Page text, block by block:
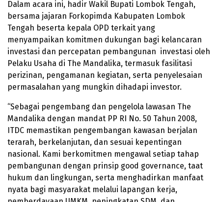
Dalam acara ini, hadir Wakil Bupati Lombok Tengah,
bersama jajaran Forkopimda Kabupaten Lombok
Tengah beserta kepala OPD terkait yang
menyampaikan komitmen dukungan bagi kelancaran
investasi dan percepatan pembangunan investasi oleh
Pelaku Usaha di The Mandalika, termasuk fasilitasi
perizinan, pengamanan kegiatan, serta penyelesaian
permasalahan yang mungkin dihadapi investor.
“Sebagai pengembang dan pengelola lawasan The
Mandalika dengan mandat PP RI No. 50 Tahun 2008,
ITDC memastikan pengembangan kawasan berjalan
terarah, berkelanjutan, dan sesuai kepentingan
nasional. Kami berkomitmen mengawal setiap tahap
pembangunan dengan prinsip good governance, taat
hukum dan lingkungan, serta menghadirkan manfaat
nyata bagi masyarakat melalui lapangan kerja,